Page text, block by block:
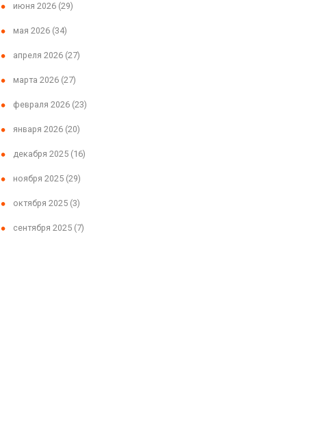
июня 2026 (29)
мая 2026 (34)
апреля 2026 (27)
марта 2026 (27)
февраля 2026 (23)
января 2026 (20)
декабря 2025 (16)
ноября 2025 (29)
октября 2025 (3)
сентября 2025 (7)